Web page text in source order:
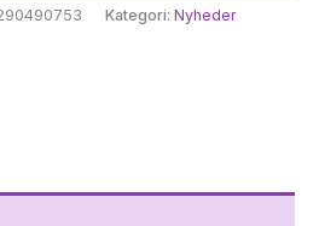
Kategori: Nyheder